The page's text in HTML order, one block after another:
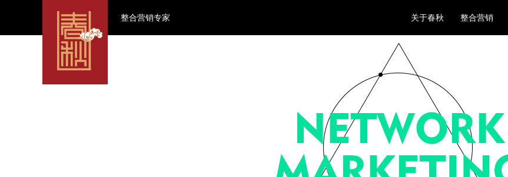
整合营销专家 整合营销
关于春秋